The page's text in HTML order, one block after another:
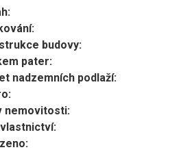
budovy:
pater:
nadzemních podlaží:
nemovitosti: